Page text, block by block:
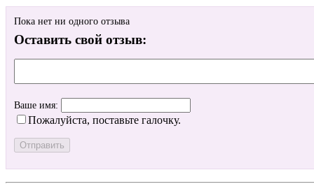
Пока нет ни одного отзыва
Оставить свой отзыв:
Ваше имя:
Пожалуйста, поставьте галочку.